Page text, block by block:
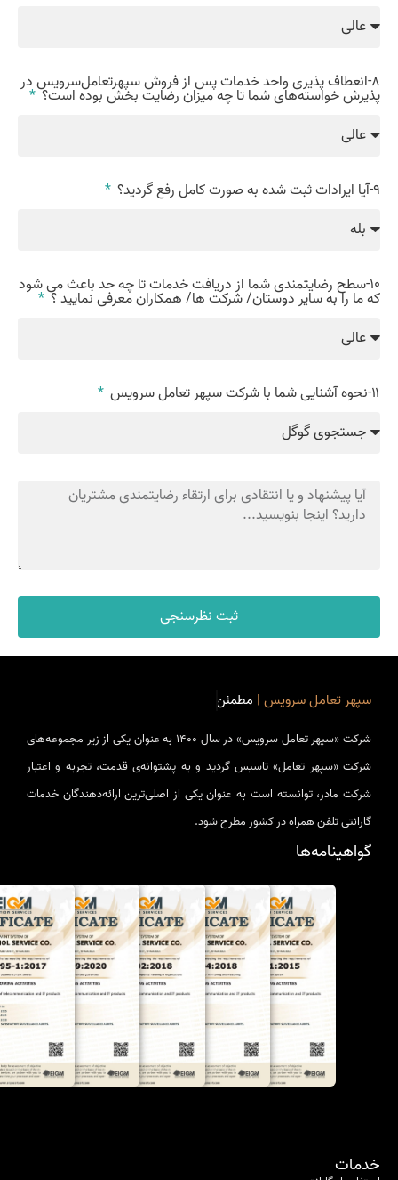
8-انعطاف پذيری واحد خدمات پس از فروش سپهرتعامل‌سرویس در
پذيرش خواسته‌های شما تا چه میزان رضایت بخش بوده است؟
9-آیا ایرادات ثبت شده به صورت کامل رفع گردید؟
10-سطح رضایتمندی شما از دریافت خدمات تا چه حد باعث می شود
که ما را به سایر دوستان/ شرکت ها/ همکاران معرفی نمایید ؟
۱۱-نحوه آشنایی شما با شرکت سپهر تعامل سرویس
ثبت نظرسنجی
سپهر تعامل سرویس | مطمئن
شرکت «سپهر­ تعامل سرویس» در سال 1400 به عنوان یکی از زیر مجموعه‌های
شرکت «سپهر تعامل» تاسیس گردید و به پشتوانه‌ی قدمت، تجربه و اعتبار
شرکت مادر، توانسته است به عنوان یکی از اصلی‌ترین ارائه‌دهندگان خدمات
گارانتی تلفن همراه در کشور مطرح شود.
گواهینامه‌ها
خدمات